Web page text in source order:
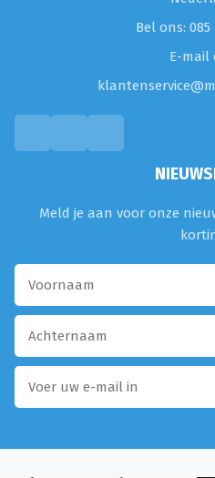
Bel ons: 085
E-mail
Meld je aan voor onze